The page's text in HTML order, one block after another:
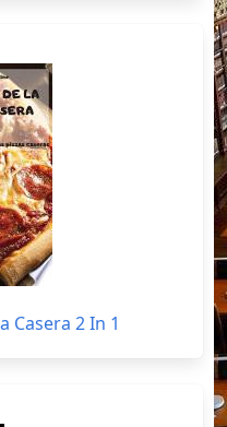
Casera 2 In 1